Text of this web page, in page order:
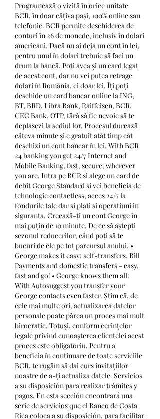
Programează o vizită în orice unitate
BCR, în doar câțiva pași, 100% online sau
telefonic. BCR permite deschiderea de
conturi în 26 de monede, inclusiv în dolari
americani. Dacă nu ai deja un cont în lei,
pentru unul în dolari trebuie să faci un
drum la bancă. Poți avea și un card legat
de acest cont, dar nu vei putea retrage
dolari în România, ci doar lei. Îți poți
deschide un card bancar online la ING,
BT, BRD, Libra Bank, Raiffeisen, BCR,
CEC Bank, OTP, fără să fie nevoie să te
deplasezi la sediul lor. Procesul durează
câteva minute și e gratuit atât timp cât
deschizi un cont bancar în lei. With BCR
24 banking you get 24/7 Internet and
Mobile Banking, fast, secure, wherever
you are. Intra pe BCR si alege un card de
debit George Standard si vei beneficia de
tehnologie contactless, acces 24/7 la
fondurile tale dar si plati si operatiuni in
siguranta. Creează-ți un cont George în
mai puțin de 10 minute. De ce să aștepți
sezonul reducerilor, când poți să te
bucuri de ele pe tot parcursul anului. •
George makes it easy: self-transfers, Bill
Payments and domestic transfers - easy,
fast and go! • George knows them all:
With Autosuggest you transfer your
George contacts even faster. Știm că, de
cele mai multe ori, actualizarea datelor
personale poate părea un proces mai mult
birocratic. Totuşi, conform cerințelor
legale privind cunoaşterea clientelei acest
proces este obligatoriu. Pentru a
beneficia în continuare de toate serviciile
BCR, te rugăm să dai curs invitațiilor
noastre de a-ți actualiza datele. Servicios
a su disposición para realizar trámites y
pagos. En esta sección encontrará una
serie de servicios que el Banco de Costa
Rica coloca a su disposición, para facilitar